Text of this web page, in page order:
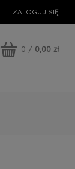
ZALOGUJ SIĘ
0 / 0,00 zł